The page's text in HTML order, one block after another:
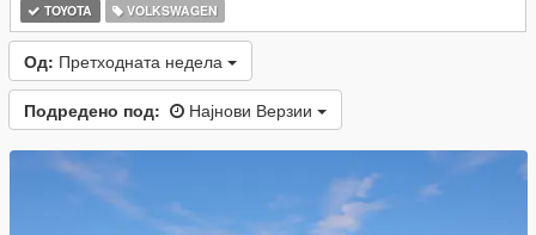
TOYOTA
VOLKSWAGEN
Од: Претходната недела
Подредено под: Најнови Верзии